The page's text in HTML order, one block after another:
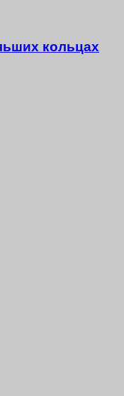
кольцах